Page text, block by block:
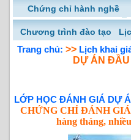
Chứng chỉ hành nghề
Chương trình đào tạo
Trang chủ: >> Lịch khai
DỰ ÁN ĐẦU
LỚP HỌC ĐÁNH GIÁ DỰ
CHỨNG CHỈ ĐÁNH
hàng tháng,